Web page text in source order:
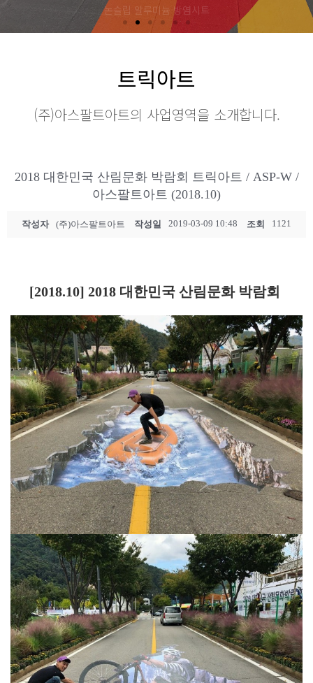
트릭아트
(주)아스팔트아트의 사업영역을 소개합니다.
2018 대한민국 산림문화 박람회 트릭아트 / ASP-W /
아스팔트아트 (2018.10)
작성자 (주)아스팔트아트 작성일 2019-03-09 10:48 조회 1121
[2018.10] 2018 대한민국 산림문화 박람회